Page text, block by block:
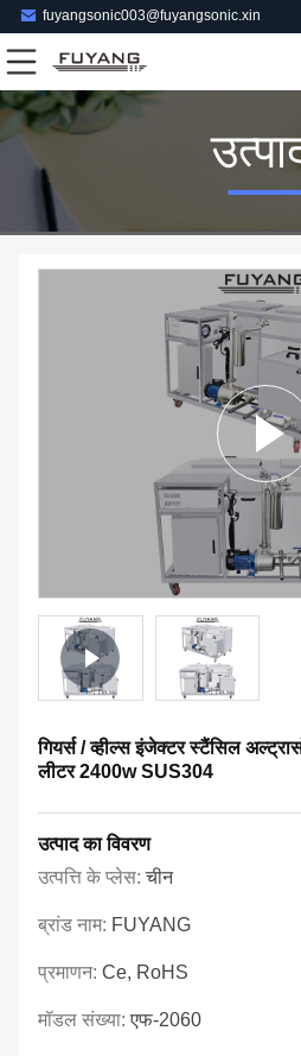
fuyangsonic003@fuyangsonic.xin
गियर्स / व्हील्स इंजेक्टर स्टैंसिल
लीटर 2400w SUS304
उत्पाद का विवरण
उत्पत्ति के प्लेस:चीन
ब्रांड नाम: FUYANG
प्रमाणन: Ce, RoHS
मॉडल संख्या:एफ-2060